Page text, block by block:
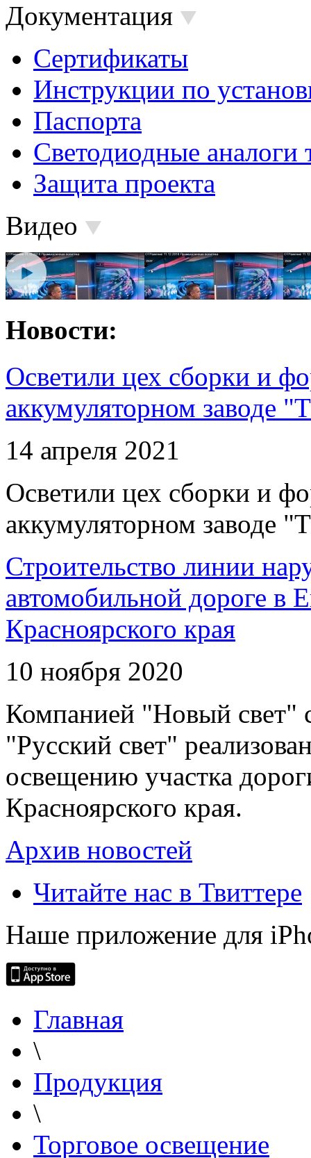
Документация
Сертификаты
Инструкции по
Паспорта
Светодиодные аналоги
Защита проекта
Видео
Новости:
Осветили цех сборки и
аккумуляторном заводе
14 апреля 2021
Осветили цех сборки и
аккумуляторном заводе
Строительство линии
автомобильной дороге в
Красноярского края
10 ноября 2020
Компанией "Новый свет"
"Русский свет"
освещению участка
Красноярского края.
Архив новостей
Читайте нас в Твиттере
Наше приложение для
Главная
\
Продукция
\
Торговое освещение